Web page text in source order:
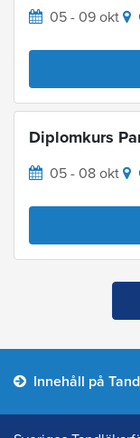
05 - 09 okt
Diplomkurs
05 - 08 okt
Innehåll på